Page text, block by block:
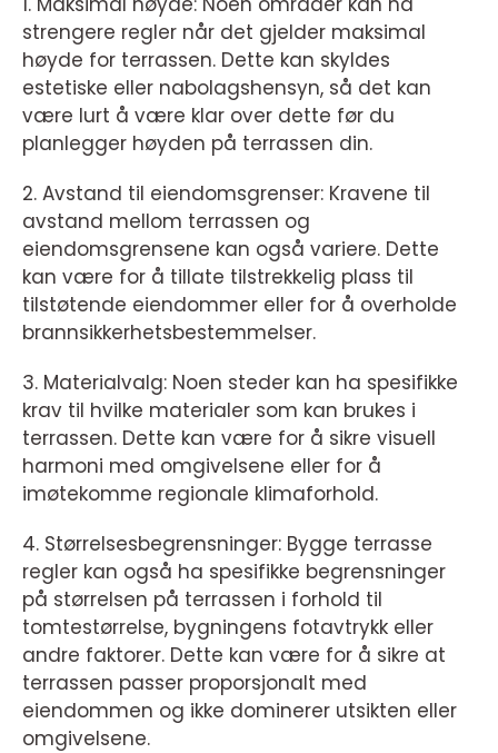
strengere regler når det gjelder maksimal
høyde for terrassen. Dette kan skyldes
estetiske eller nabolagshensyn, så det kan
være lurt å være klar over dette før du
planlegger høyden på terrassen din.
2. Avstand til eiendomsgrenser: Kravene til
avstand mellom terrassen og
eiendomsgrensene kan også variere. Dette
kan være for å tillate tilstrekkelig plass til
tilstøtende eiendommer eller for å overholde
brannsikkerhetsbestemmelser.
3. Materialvalg: Noen steder kan ha spesifikke
krav til hvilke materialer som kan brukes i
terrassen. Dette kan være for å sikre visuell
harmoni med omgivelsene eller for å
imøtekomme regionale klimaforhold.
4. Størrelsesbegrensninger: Bygge terrasse
regler kan også ha spesifikke begrensninger
på størrelsen på terrassen i forhold til
tomtestørrelse, bygningens fotavtrykk eller
andre faktorer. Dette kan være for å sikre at
terrassen passer proporsjonalt med
eiendommen og ikke dominerer utsikten eller
omgivelsene.